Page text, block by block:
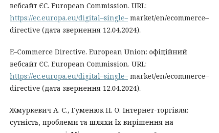
вебсайт ЄС. European Commission. URL:
https://ec.europa.eu/digital–single– market/en/ecommerce–
directive (дата звернення 12.04.2024).
E–Commerce Directive. European Union: офіційний
вебсайт ЄС. European Commission. URL:
https://ec.europa.eu/digital–single– market/en/ecommerce–
directive (дата звернення 12.04.2024).
Жмуркевич А. Є., Гуменюк П. О. Інтернет-торгівля:
сутність, проблеми та шляхи їх вирішення на